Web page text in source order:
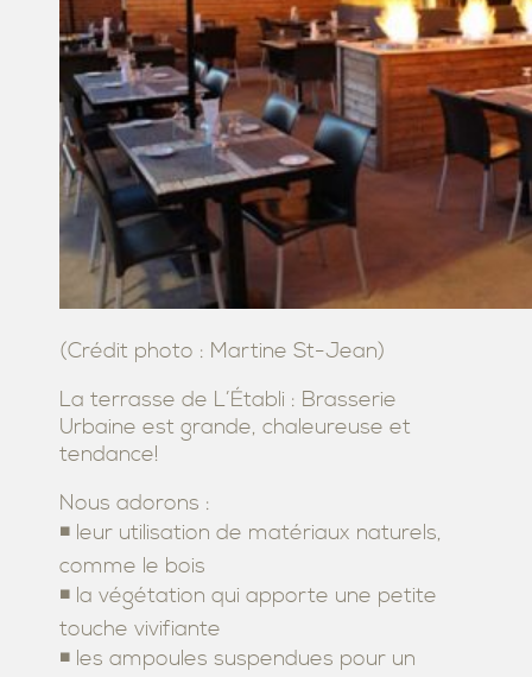
(Crédit photo : Martine St-Jean)
La terrasse de L’Établi : Brasserie
Urbaine est grande, chaleureuse et
tendance!
Nous adorons :
◾ leur utilisation de matériaux naturels,
comme le bois
◾ la végétation qui apporte une petite
touche vivifiante
◾ les ampoules suspendues pour un